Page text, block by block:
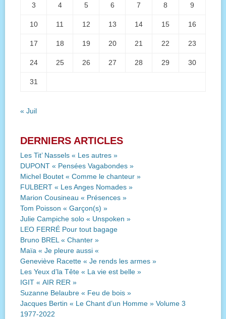
3 4 5 6 7 8 9
10 11 12 13 14 15 16
17 18 19 20 21 22 23
24 25 26 27 28 29 30
31
« Juil
DERNIERS ARTICLES
Les Tit’ Nassels « Les autres »
DUPONT « Pensées Vagabondes »
Michel Boutet « Comme le chanteur »
FULBERT « Les Anges Nomades »
Marion Cousineau « Présences »
Tom Poisson « Garçon(s) »
Julie Campiche solo « Unspoken »
LEO FERRÉ Pour tout bagage
Bruno BREL « Chanter »
Maïa « Je pleure aussi «
Geneviève Racette « Je rends les armes »
Les Yeux d’la Tête « La vie est belle »
IGIT « AIR RER »
Suzanne Belaubre « Feu de bois »
Jacques Bertin « Le Chant d’un Homme » Volume 3
1977-2022